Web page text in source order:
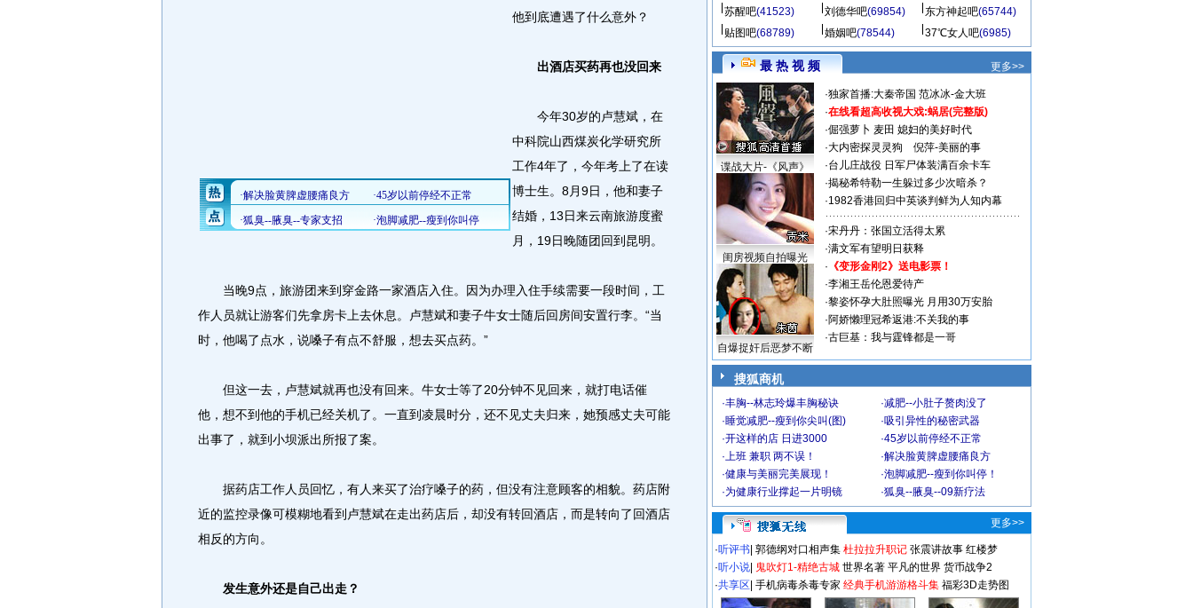
他到底遭遇了什么意外？
出酒店买药再也没回来
今年30岁的卢慧斌，在
中科院山西煤炭化学研究所
工作4年了，今年考上了在读
博士生。8月9日，他和妻子
结婚，13日来云南旅游度蜜
月，19日晚随团回到昆明。
当晚9点，旅游团来到穿金路一家酒店入住。因为办理入住手续需要一段时间，工
作人员就让游客们先拿房卡上去休息。卢慧斌和妻子牛女士随后回房间安置行李。“当
时，他喝了点水，说嗓子有点不舒服，想去买点药。”
但这一去，卢慧斌就再也没有回来。牛女士等了20分钟不见回来，就打电话催
他，想不到他的手机已经关机了。一直到凌晨时分，还不见丈夫归来，她预感丈夫可能
出事了，就到小坝派出所报了案。
据药店工作人员回忆，有人来买了治疗嗓子的药，但没有注意顾客的相貌。药店附
近的监控录像可模糊地看到卢慧斌在走出药店后，却没有转回酒店，而是转向了回酒店
相反的方向。
发生意外还是自己出走？
苏醒吧(41523) 刘德华吧(69854) 东方神起吧(65744)
贴图吧(68789) 婚姻吧(78544) 37℃女人吧(6985)
最 热 视 频 更多>>
谍战大片-《风声》
闺房视频自拍曝光
自爆捉奸后恶梦不断
·独家首播:大秦帝国 范冰冰-金大班
·在线看超高收视大戏:蜗居(完整版)
·倔强萝卜 麦田 媳妇的美好时代
·大内密探灵灵狗
倪萍-美丽的事
·台儿庄战役 日军尸体装满百余卡车
·揭秘希特勒一生躲过多少次暗杀？
·1982香港回归中英谈判鲜为人知内幕
·宋丹丹：张国立活得太累
·满文军有望明日获释
· 《变形金刚2》送电影票！
·李湘王岳伦恩爱待产
·黎姿怀孕大肚照曝光 月用30万安胎
·阿娇懒理冠希返港:不关我的事
·古巨基：我与霆锋都是一哥
搜狐商机
·丰胸--林志玲爆丰胸秘诀 ·减肥--小肚子赘肉没了
·睡觉减肥--瘦到你尖叫(图) ·吸引异性的秘密武器
·开这样的店 日进3000 ·45岁以前停经不正常
·上班 兼职 两不误！ ·解决脸黄脾虚腰痛良方
·健康与美丽完美展现！ ·泡脚减肥--瘦到你叫停！
·为健康行业撑起一片明镜 ·狐臭--腋臭--09新疗法
更多>>
·听评书 郭德纲对口相声集 杜拉拉升职记 张震讲故事 红楼梦
·听小说 鬼吹灯1-精绝古城 世界名著 平凡的世界 货币战争2
·共享区 手机病毒杀毒专家 经典手机游游格斗集 福彩3D走势图